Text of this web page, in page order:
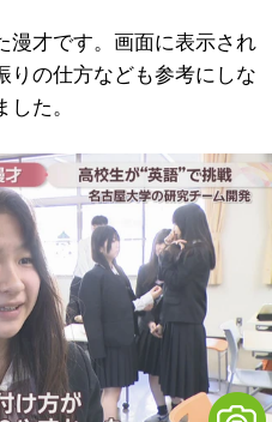
才です。画面に表示され
りの仕方なども参考にしな
た。